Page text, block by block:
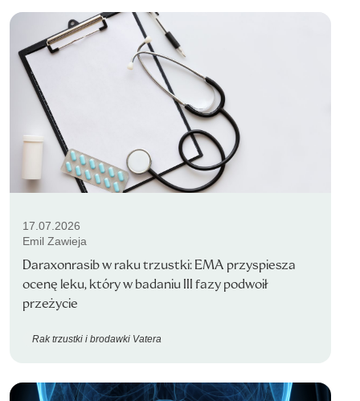
17.07.2026
Emil Zawieja
Daraxonrasib w raku trzustki: EMA przyspiesza
ocenę leku, który w badaniu III fazy podwoił
przeżycie
Rak trzustki i brodawki Vatera